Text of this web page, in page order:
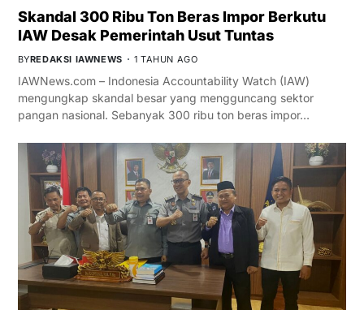
Skandal 300 Ribu Ton Beras Impor Berkutu
IAW Desak Pemerintah Usut Tuntas
BYREDAKSI IAWNEWS 1 TAHUN AGO
IAWNews.com – Indonesia Accountability Watch (IAW)
mengungkap skandal besar yang mengguncang sektor
pangan nasional. Sebanyak 300 ribu ton beras impor…